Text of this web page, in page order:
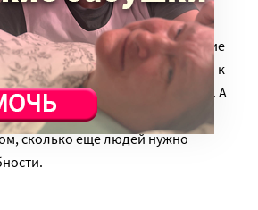
медицинский центр им. В.П.
назад. Тогда было дано поручение
количество людей способно к
вне стен интерната. А
центра выписали
сколько еще людей нужно